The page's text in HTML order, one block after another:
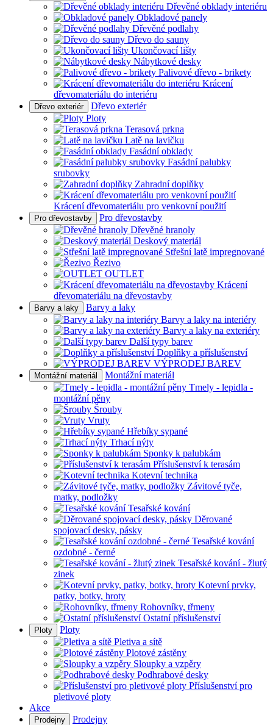
Dřevěné obklady interiéru
Obkladové panely
Dřevěné podlahy
Dřevo do sauny
Ukončovací lišty
Nábytkové desky
Palivové dřevo - brikety
Krácení
dřevomateriálu do interiéru
Dřevo exteriér
Dřevo exteriér
Ploty
Terasová prkna
Latě na lavičku
Fasádní obklady
Fasádní palubky
srubovky
Zahradní doplňky
Krácení dřevomateriálu pro venkovní použití
Pro dřevostavby
Pro dřevostavby
Dřevěné hranoly
Deskový materiál
Střešní latě impregnované
Řezivo
OUTLET
Krácení
dřevomateriálu na dřevostavby
Barvy a laky
Barvy a laky
Barvy a laky na interiéry
Barvy a laky na exteriéry
Další typy barev
Doplňky a příslušenství
VÝPRODEJ BAREV
Montážní materiál
Montážní materiál
Tmely - lepidla -
montážní pěny
Šrouby
Vruty
Hřebíky sypané
Trhací nýty
Sponky k palubkám
Příslušenství k terasám
Kotevní technika
Závitové tyče,
matky, podložky
Tesařské kování
Děrované
spojovací desky, pásky
Tesařské kování
ozdobné - černé
Tesařské kování - žlutý
zinek
Kotevní prvky,
patky, botky, hroty
Rohovníky, třmeny
Ostatní příslušenství
Ploty
Ploty
Pletiva a sítě
Plotové zástěny
Sloupky a vzpěry
Podhrabové desky
Příslušenství pro
pletivové ploty
Akce
Prodejny
Prodejny